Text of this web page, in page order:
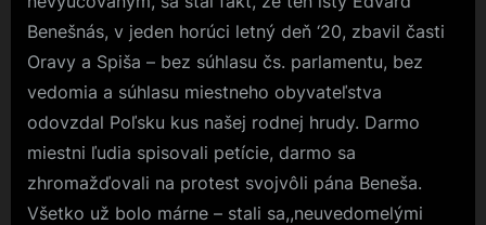
Benešnás, v jeden horúci letný deň ‘20, zbavil časti
Oravy a Spiša – bez súhlasu čs. parlamentu, bez
vedomia a súhlasu miestneho obyvateľstva
odovzdal Poľsku kus našej rodnej hrudy. Darmo
miestni ľudia spisovali petície, darmo sa
zhromažďovali na protest svojvôli pána Beneša.
Všetko už bolo márne – stali sa,,neuvedomelými